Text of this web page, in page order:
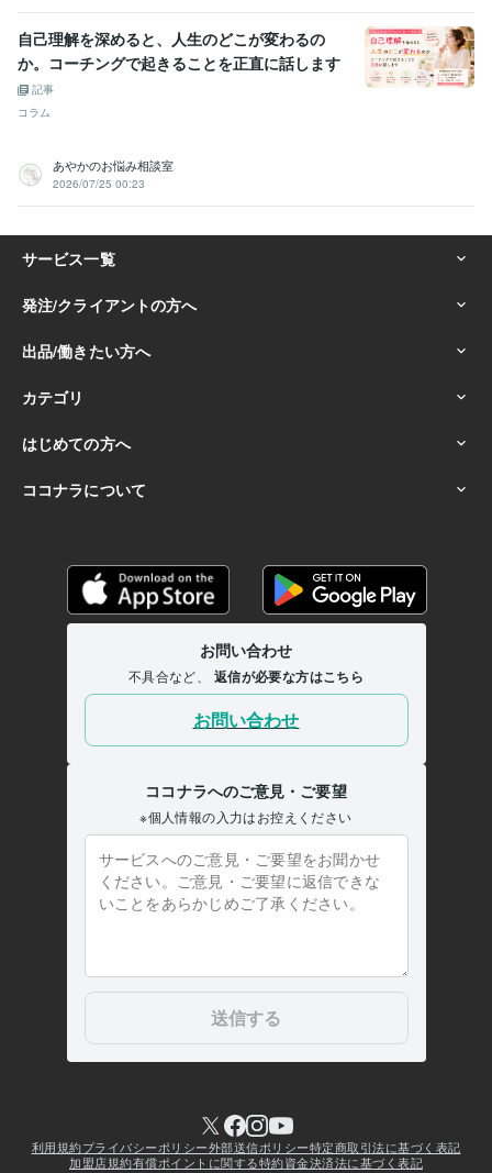
自己理解を深めると、人生のどこが変わるの
か。コーチングで起きることを正直に話します
記事
コラム
あやかのお悩み相談室
2026/07/25 00:23